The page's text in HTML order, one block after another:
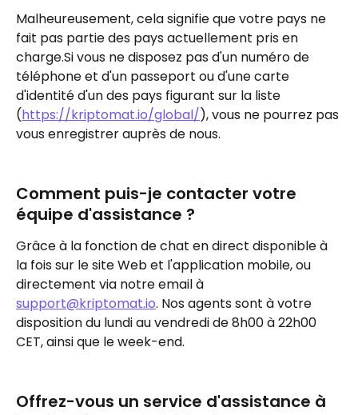
Malheureusement, cela signifie que votre pays ne
fait pas partie des pays actuellement pris en
charge.Si vous ne disposez pas d'un numéro de
téléphone et d'un passeport ou d'une carte
d'identité d'un des pays figurant sur la liste
(https://kriptomat.io/global/), vous ne pourrez pas
vous enregistrer auprès de nous.
Comment puis-je contacter votre
équipe d'assistance ?
Grâce à la fonction de chat en direct disponible à
la fois sur le site Web et l'application mobile, ou
directement via notre email à
support@kriptomat.io. Nos agents sont à votre
disposition du lundi au vendredi de 8h00 à 22h00
CET, ainsi que le week-end.
Offrez-vous un service d'assistance à